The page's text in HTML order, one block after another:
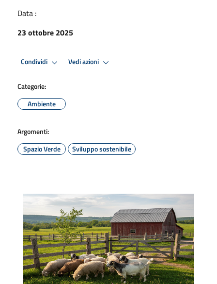
Data :
23 ottobre 2025
Condividi Vedi azioni
Categorie:
Ambiente
Argomenti:
Spazio Verde
Sviluppo sostenibile